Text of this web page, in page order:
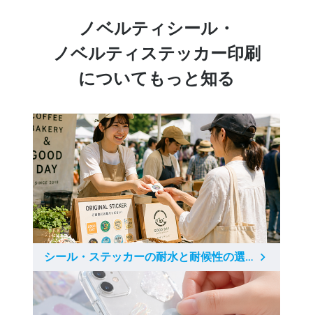
ノベルティシール・
ノベルティステッカー印刷
についてもっと知る
シール・ステッカーの耐水と耐候性の選び方|屋外ノベルティ配布の素材ガイド